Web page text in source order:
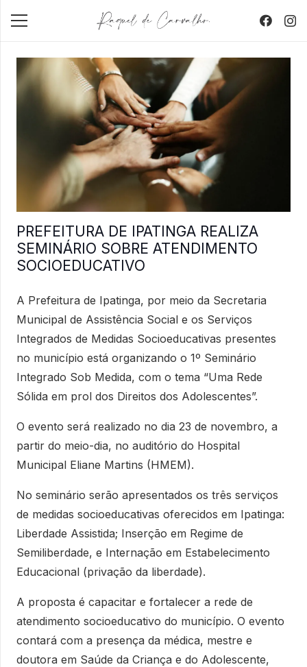
PREFEITURA DE IPATINGA REALIZA
SEMINÁRIO SOBRE ATENDIMENTO
SOCIOEDUCATIVO
A Prefeitura de Ipatinga, por meio da Secretaria
Municipal de Assistência Social e os Serviços
Integrados de Medidas Socioeducativas presentes
no município está organizando o 1º Seminário
Integrado Sob Medida, com o tema “Uma Rede
Sólida em prol dos Direitos dos Adolescentes”.
O evento será realizado no dia 23 de novembro, a
partir do meio-dia, no auditório do Hospital
Municipal Eliane Martins (HMEM).
No seminário serão apresentados os três serviços
de medidas socioeducativas oferecidos em Ipatinga:
Liberdade Assistida; Inserção em Regime de
Semiliberdade, e Internação em Estabelecimento
Educacional (privação da liberdade).
A proposta é capacitar e fortalecer a rede de
atendimento socioeducativo do município. O evento
contará com a presença da médica, mestre e
doutora em Saúde da Criança e do Adolescente,